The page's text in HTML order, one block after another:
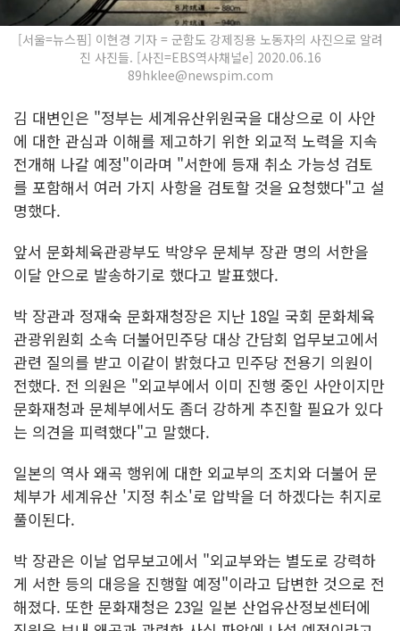
[서울=뉴스핌] 이현경 기자 = 군함도 강제징용 노동자의 사진으로 알려
진 사진들. [사진=EBS역사채널e] 2020.06.16
89hklee@newspim.com
김 대변인은 "정부는 세계유산위원국을 대상으로 이 사안
에 대한 관심과 이해를 제고하기 위한 외교적 노력을 지속
전개해 나갈 예정"이라며 "서한에 등재 취소 가능성 검토
를 포함해서 여러 가지 사항을 검토할 것을 요청했다"고 설
명했다.
앞서 문화체육관광부도 박양우 문체부 장관 명의 서한을
이달 안으로 발송하기로 했다고 발표했다.
박 장관과 정재숙 문화재청장은 지난 18일 국회 문화체육
관광위원회 소속 더불어민주당 대상 간담회 업무보고에서
관련 질의를 받고 이같이 밝혔다고 민주당 전용기 의원이
전했다. 전 의원은 "외교부에서 이미 진행 중인 사안이지만
문화재청과 문체부에서도 좀더 강하게 추진할 필요가 있다
는 의견을 피력했다"고 말했다.
일본의 역사 왜곡 행위에 대한 외교부의 조치와 더불어 문
체부가 세계유산 '지정 취소'로 압박을 더 하겠다는 취지로
풀이된다.
박 장관은 이날 업무보고에서 "외교부와는 별도로 강력하
게 서한 등의 대응을 진행할 예정"이라고 답변한 것으로 전
해졌다. 또한 문화재청은 23일 일본 산업유산정보센터에